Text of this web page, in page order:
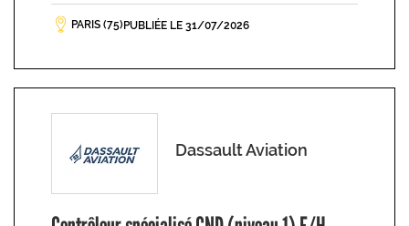
PARIS (75) PUBLIÉE LE 31/07/2026
Dassault Aviation